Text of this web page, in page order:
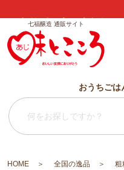
七福醸造 通販サイト
おうちごは
HOME 全国の逸品